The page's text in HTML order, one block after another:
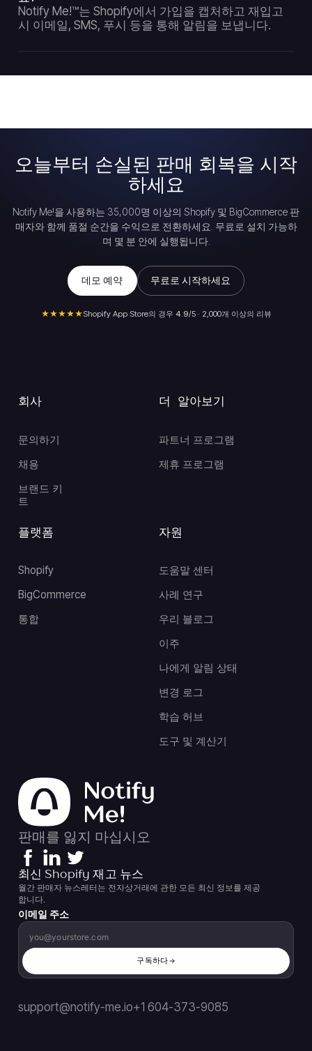
Notify Me!™는 Shopify에서 가입을 캡처하고 재입고
시 이메일, SMS, 푸시 등을 통해 알림을 보냅니다.
오늘부터 손실된 판매 회복을 시작
하세요
Notify Me!을 사용하는 35,000명 이상의 Shopify 및 BigCommerce 판
매자와 함께 품절 순간을 수익으로 전환하세요. 무료로 설치 가능하
며 몇 분 안에 실행됩니다.
데모 예약 무료로 시작하세요
★★★★★Shopify App Store의 경우 4.9/5 · 2,000개 이상의 리뷰
회사
문의하기
채용
브랜드 키
트
자원
도움말 센터
사례 연구
우리 블로그
이주
나에게 알림 상태
변경 로그
학습 허브
도구 및 계산기
더 알아보기
파트너 프로그램
제휴 프로그램
플랫폼
Shopify
BigCommerce
통합
판매를 잃지 마십시오
최신 Shopify 재고 뉴스
월간 판매자 뉴스레터는 전자상거래에 관한 모든 최신 정보를 제공
합니다.
이메일 주소
구독하다
support@notify-me.io+1 604-373-9085